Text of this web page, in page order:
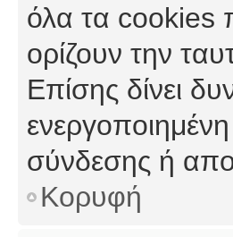
όλα τα cookies
ορίζουν την
Επίσης δίνει
σύνδεσης ή
Κορυφή